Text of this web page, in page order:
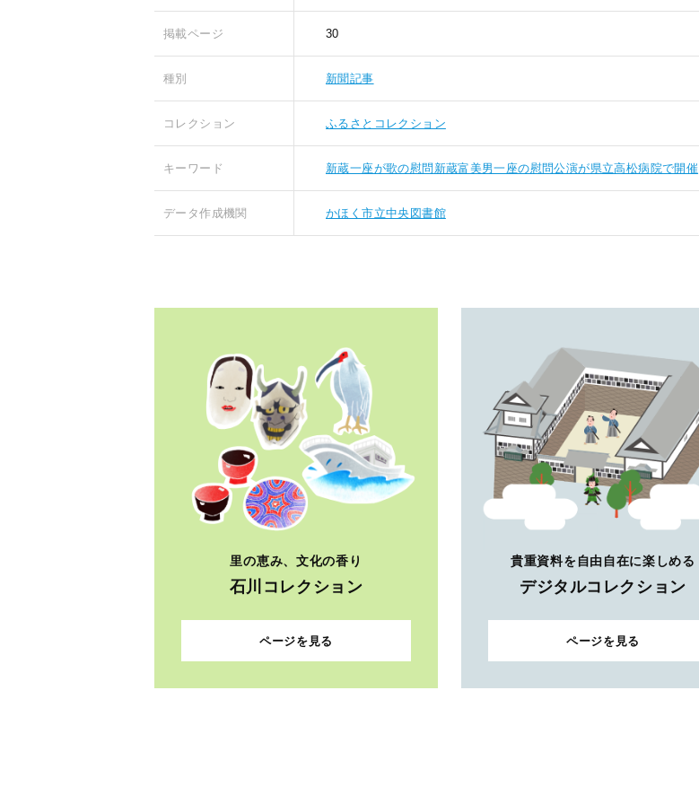
掲載ページ 30
種別 新聞記事
コレクション ふるさとコレクション
キーワード 新蔵一座が歌の慰問新蔵富美男一座の慰問公演が県立高松病院で開催
データ作成機関 かほく市立中央図書館
里の恵み、文化の香り
石川コレクション
ページを見る
貴重資料を自由自在に楽しめる
デジタルコレクション
ページを見る